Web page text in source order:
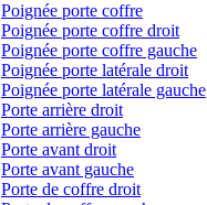
Poignée porte coffre
Poignée porte coffre droit
Poignée porte coffre gauche
Poignée porte latérale droit
Poignée porte latérale gauche
Porte arrière droit
Porte arrière gauche
Porte avant droit
Porte avant gauche
Porte de coffre droit